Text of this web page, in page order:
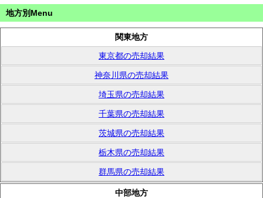
地方別Menu
関東地方
東京都の売却結果
神奈川県の売却結果
埼玉県の売却結果
千葉県の売却結果
茨城県の売却結果
栃木県の売却結果
群馬県の売却結果
中部地方